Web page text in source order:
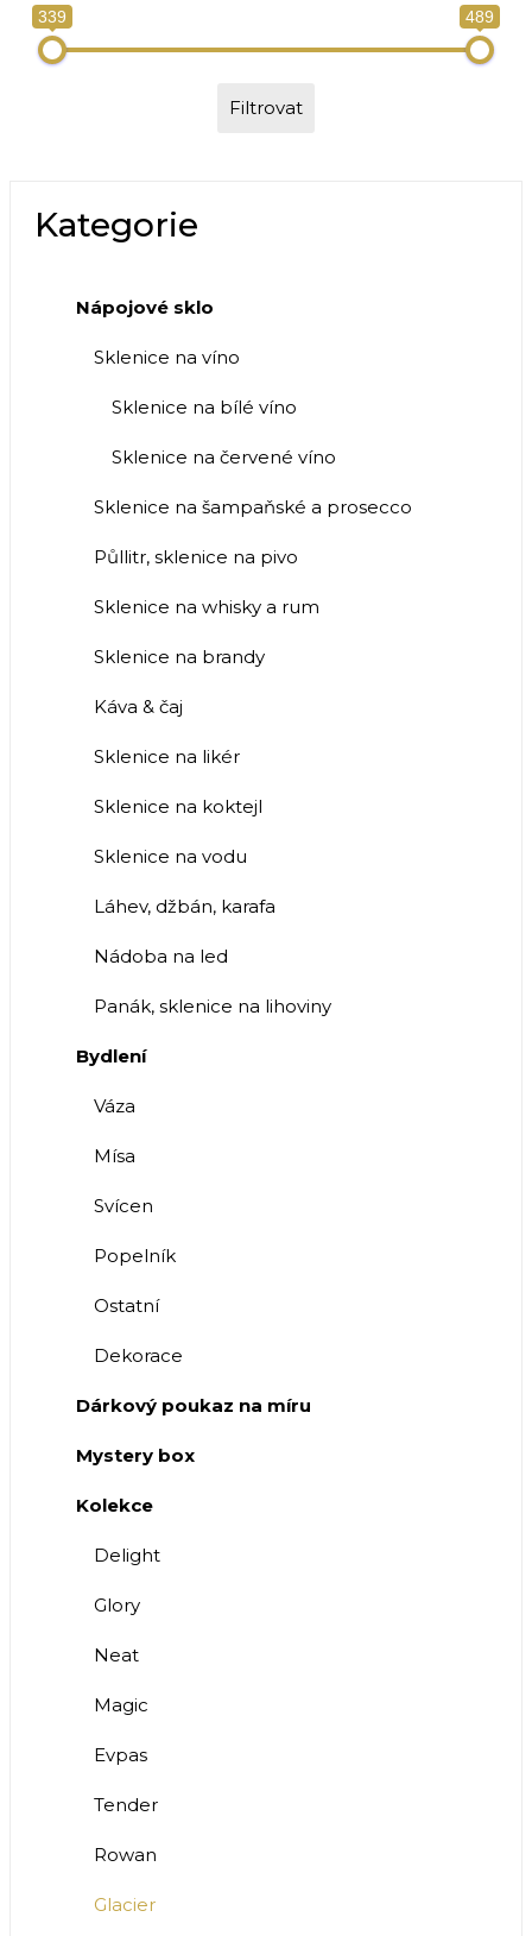
339 489
Filtrovat
Kategorie
Nápojové sklo
Sklenice na víno
Sklenice na bílé víno
Sklenice na červené víno
Sklenice na šampaňské a prosecco
Půllitr, sklenice na pivo
Sklenice na whisky a rum
Sklenice na brandy
Káva & čaj
Sklenice na likér
Sklenice na koktejl
Sklenice na vodu
Láhev, džbán, karafa
Nádoba na led
Panák, sklenice na lihoviny
Bydlení
Váza
Mísa
Svícen
Popelník
Ostatní
Dekorace
Dárkový poukaz na míru
Mystery box
Kolekce
Delight
Glory
Neat
Magic
Evpas
Tender
Rowan
Glacier